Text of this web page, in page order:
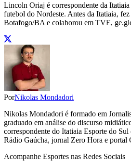
Lincoln Oriaj é correspondente da
futebol do Nordeste. Antes da Itatiaia,
Botafogo/BA e colaborou em TVE,
PorNikolas Mondadori
Nikolas Mondadori é formado em
graduado em análise do discurso
correspondente do Itatiaia Esporte do
Rádio Gaúcha, jornal Zero Hora e portal
Acompanhe Esportes nas Redes Sociais